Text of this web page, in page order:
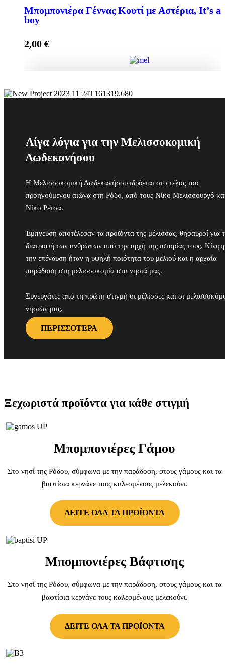
Μπομπονιέρα Γέννας Κουτί με Καρδιές, Καλώς ήρθες
ποσότητα
Μπομπονιέρα Γέννας Κουτί με Αστέρια, It’s a
boy
2,00 €
Μπομπονιέρα Γέννας Κουτί με Αστέρια, It's a boy
Λίγα λόγια για την Μελισσοκομική
Δωδεκανήσου
Η Μελισσοκομική Δωδεκανήσου ιδρύεται στο τέλος του
προηγούμενου αιώνα στη Ρόδο, από τους Νίκο Μελισσουργό
Νίκο Ρέτσα.
Έμπνευση αποτέλεσαν τα προϊόντα της μέλισσας, θησαυροί για
διατροφή των ανθρώπων από την αρχή της ιστορίας τους.
την επένδυση ήταν η υψηλή ποιότητα του μελιού και η αρχαία
παράδοση στη μελισσοκομία στα νησιά μας.
Συνεργάτες από τη πρώτη στιγμή οι μέλισσες και οι
νησιών μας.
ΠΕΡΙΣΣΟΤΕΡΑ
Ξεχωριστά προϊόντα για κάθε στιγμή
Μπομπονιέρες Γάμου
Στο νησί της Ρόδου, σύμφωνα με την παράδοση, στους γάμους και τα
βαφτίσια κερνάνε τους καλεσμένους μελεκούνι.
ΔΕΙΤΕ ΟΛΑ ΤΑ ΠΡΟΪΟΝΤΑ
Μπομπονιέρες Βάφτισης
Στο νησί της Ρόδου, σύμφωνα με την παράδοση, στους γάμους και τα
βαφτίσια κερνάνε τους καλεσμένους μελεκούνι.
ΔΕΙΤΕ ΟΛΑ ΤΑ ΠΡΟΪΟΝΤΑ